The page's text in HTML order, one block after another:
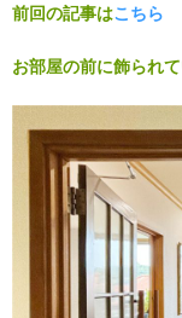
前回の記事はこちら
お部屋の前に飾られ